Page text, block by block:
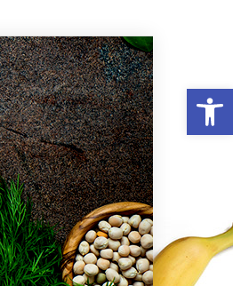
פתח סרגל נגישות